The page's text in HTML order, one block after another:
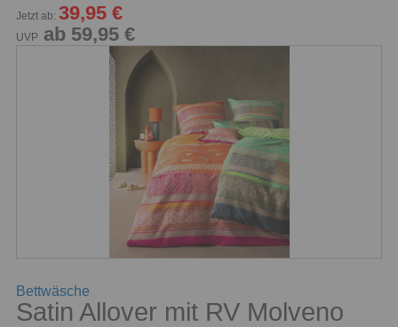
Jetzt ab: 39,95 €
UVP ab 59,95 €
Bettwäsche
Satin Allover mit RV Molveno